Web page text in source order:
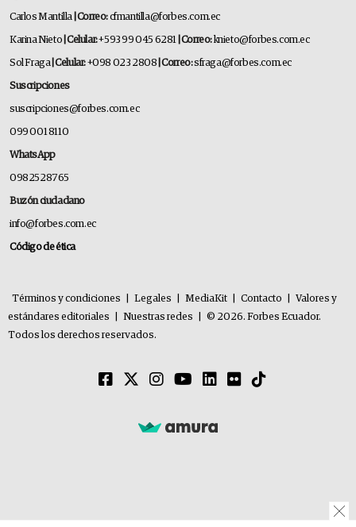
Carlos Mantilla | Correo:cfmantilla@forbes.com.ec
Karina Nieto | Celular:+593 99 045 6281 | Correo: knieto@forbes.com.ec
Sol Fraga | Celular:+098 023 2808 | Correo:sfraga@forbes.com.ec
Suscripciones
suscripciones@forbes.com.ec
099 001 8110
WhatsApp
0982528765
Buzón ciudadano
info@forbes.com.ec
Código de ética
Términos y condiciones Legales MediaKit Contacto
Valores y
estándares editoriales
Nuestras redes
© 2026. Forbes Ecuador.
Todos los derechos reservados.